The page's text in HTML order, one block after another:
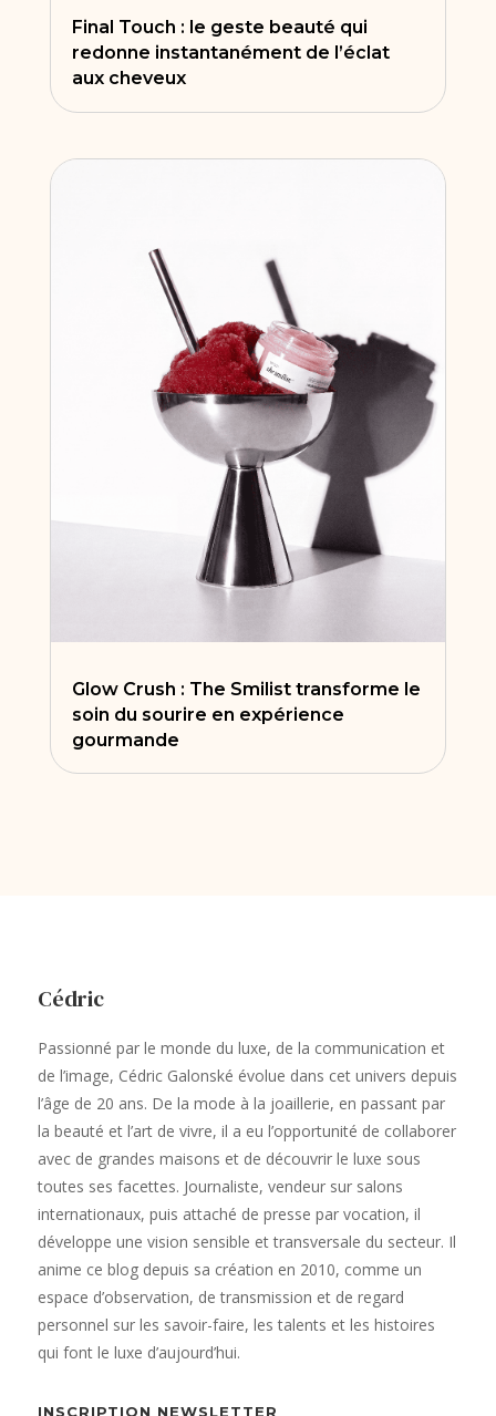
Final Touch : le geste beauté qui
redonne instantanément de l’éclat
aux cheveux
Glow Crush : The Smilist transforme le
soin du sourire en expérience
gourmande
Cédric
Passionné par le monde du luxe, de la communication et
de l’image, Cédric Galonské évolue dans cet univers depuis
l’âge de 20 ans. De la mode à la joaillerie, en passant par
la beauté et l’art de vivre, il a eu l’opportunité de collaborer
avec de grandes maisons et de découvrir le luxe sous
toutes ses facettes. Journaliste, vendeur sur salons
internationaux, puis attaché de presse par vocation, il
développe une vision sensible et transversale du secteur. Il
anime ce blog depuis sa création en 2010, comme un
espace d’observation, de transmission et de regard
personnel sur les savoir-faire, les talents et les histoires
qui font le luxe d’aujourd’hui.
INSCRIPTION NEWSLETTER